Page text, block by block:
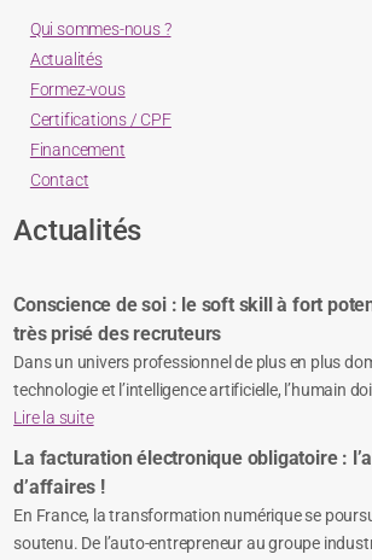
Qui sommes-nous ?
Actualités
Formez-vous
Certifications / CPF
Financement
Contact
Actualités
Conscience de soi : le soft skill à fort
très prisé des recruteurs
Dans un univers professionnel de plus en plus
technologie et l’intelligence artificielle, l’humain
Lire la suite
La facturation électronique obligatoire :
d’affaires !
En France, la transformation numérique se
soutenu. De l’auto-entrepreneur au groupe